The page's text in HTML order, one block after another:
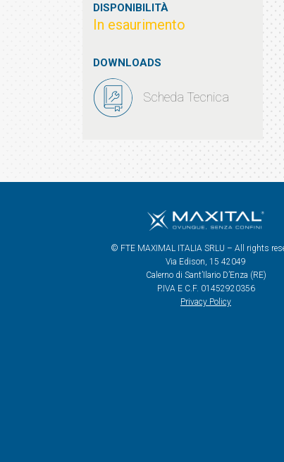
DISPONIBILITÀ
In esaurimento
DOWNLOADS
Scheda Tecnica
© FTE MAXIMAL ITALIA SRLU – All rights
Via Edison, 15 42049
Calerno di Sant’Ilario D’Enza (RE)
P.IVA E C.F. 01452920356
Privacy Policy